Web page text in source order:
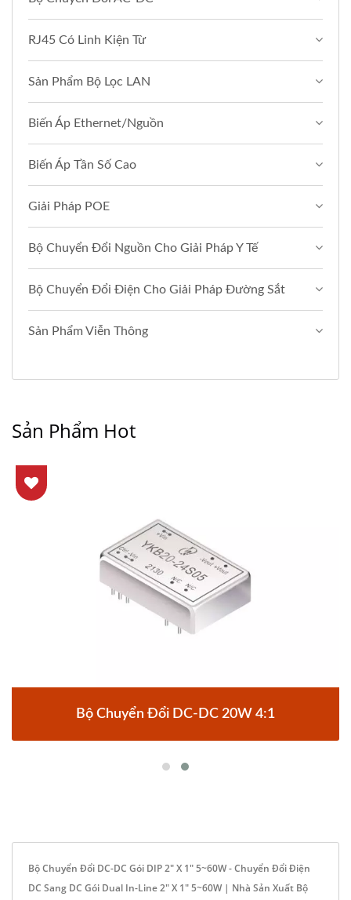
RJ45 Có Linh Kiện Từ
Sản Phẩm Bộ Lọc LAN
Biến Áp Ethernet/Nguồn
Biến Áp Tần Số Cao
Giải Pháp POE
Bộ Chuyển Đổi Nguồn Cho Giải Pháp Y Tế
Bộ Chuyển Đổi Điện Cho Giải Pháp Đường Sắt
Sản Phẩm Viễn Thông
Sản Phẩm Hot
Bộ Chuyển Đổi DC-DC 20W 4:1
Bộ Chuyển Đổi DC-DC Gói DIP 2" X 1" 5~60W - Chuyển Đổi Điện
DC Sang DC Gói Dual In-Line 2" X 1" 5~60W | Nhà Sản Xuất Bộ